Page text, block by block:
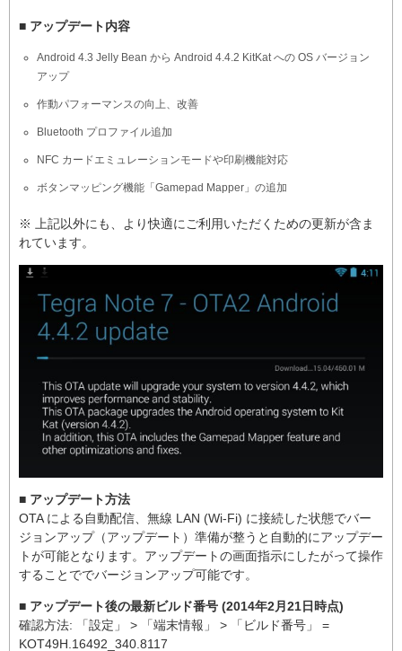
■ アップデート内容
Android 4.3 Jelly Bean から Android 4.4.2 KitKat への OS バージョン
アップ
作動パフォーマンスの向上、改善
Bluetooth プロファイル追加
NFC カードエミュレーションモードや印刷機能対応
ボタンマッピング機能「Gamepad Mapper」の追加
※ 上記以外にも、より快適にご利用いただくための更新が含ま
れています。
■ アップデート方法
OTA による自動配信、無線 LAN (Wi-Fi) に接続した状態でバー
ジョンアップ（アップデート）準備が整うと自動的にアップデー
トが可能となります。アップデートの画面指示にしたがって操作
することででバージョンアップ可能です。
■ アップデート後の最新ビルド番号 (2014年2月21日時点)
確認方法: 「設定」 > 「端末情報」 > 「ビルド番号」 =
KOT49H.16492_340.8117